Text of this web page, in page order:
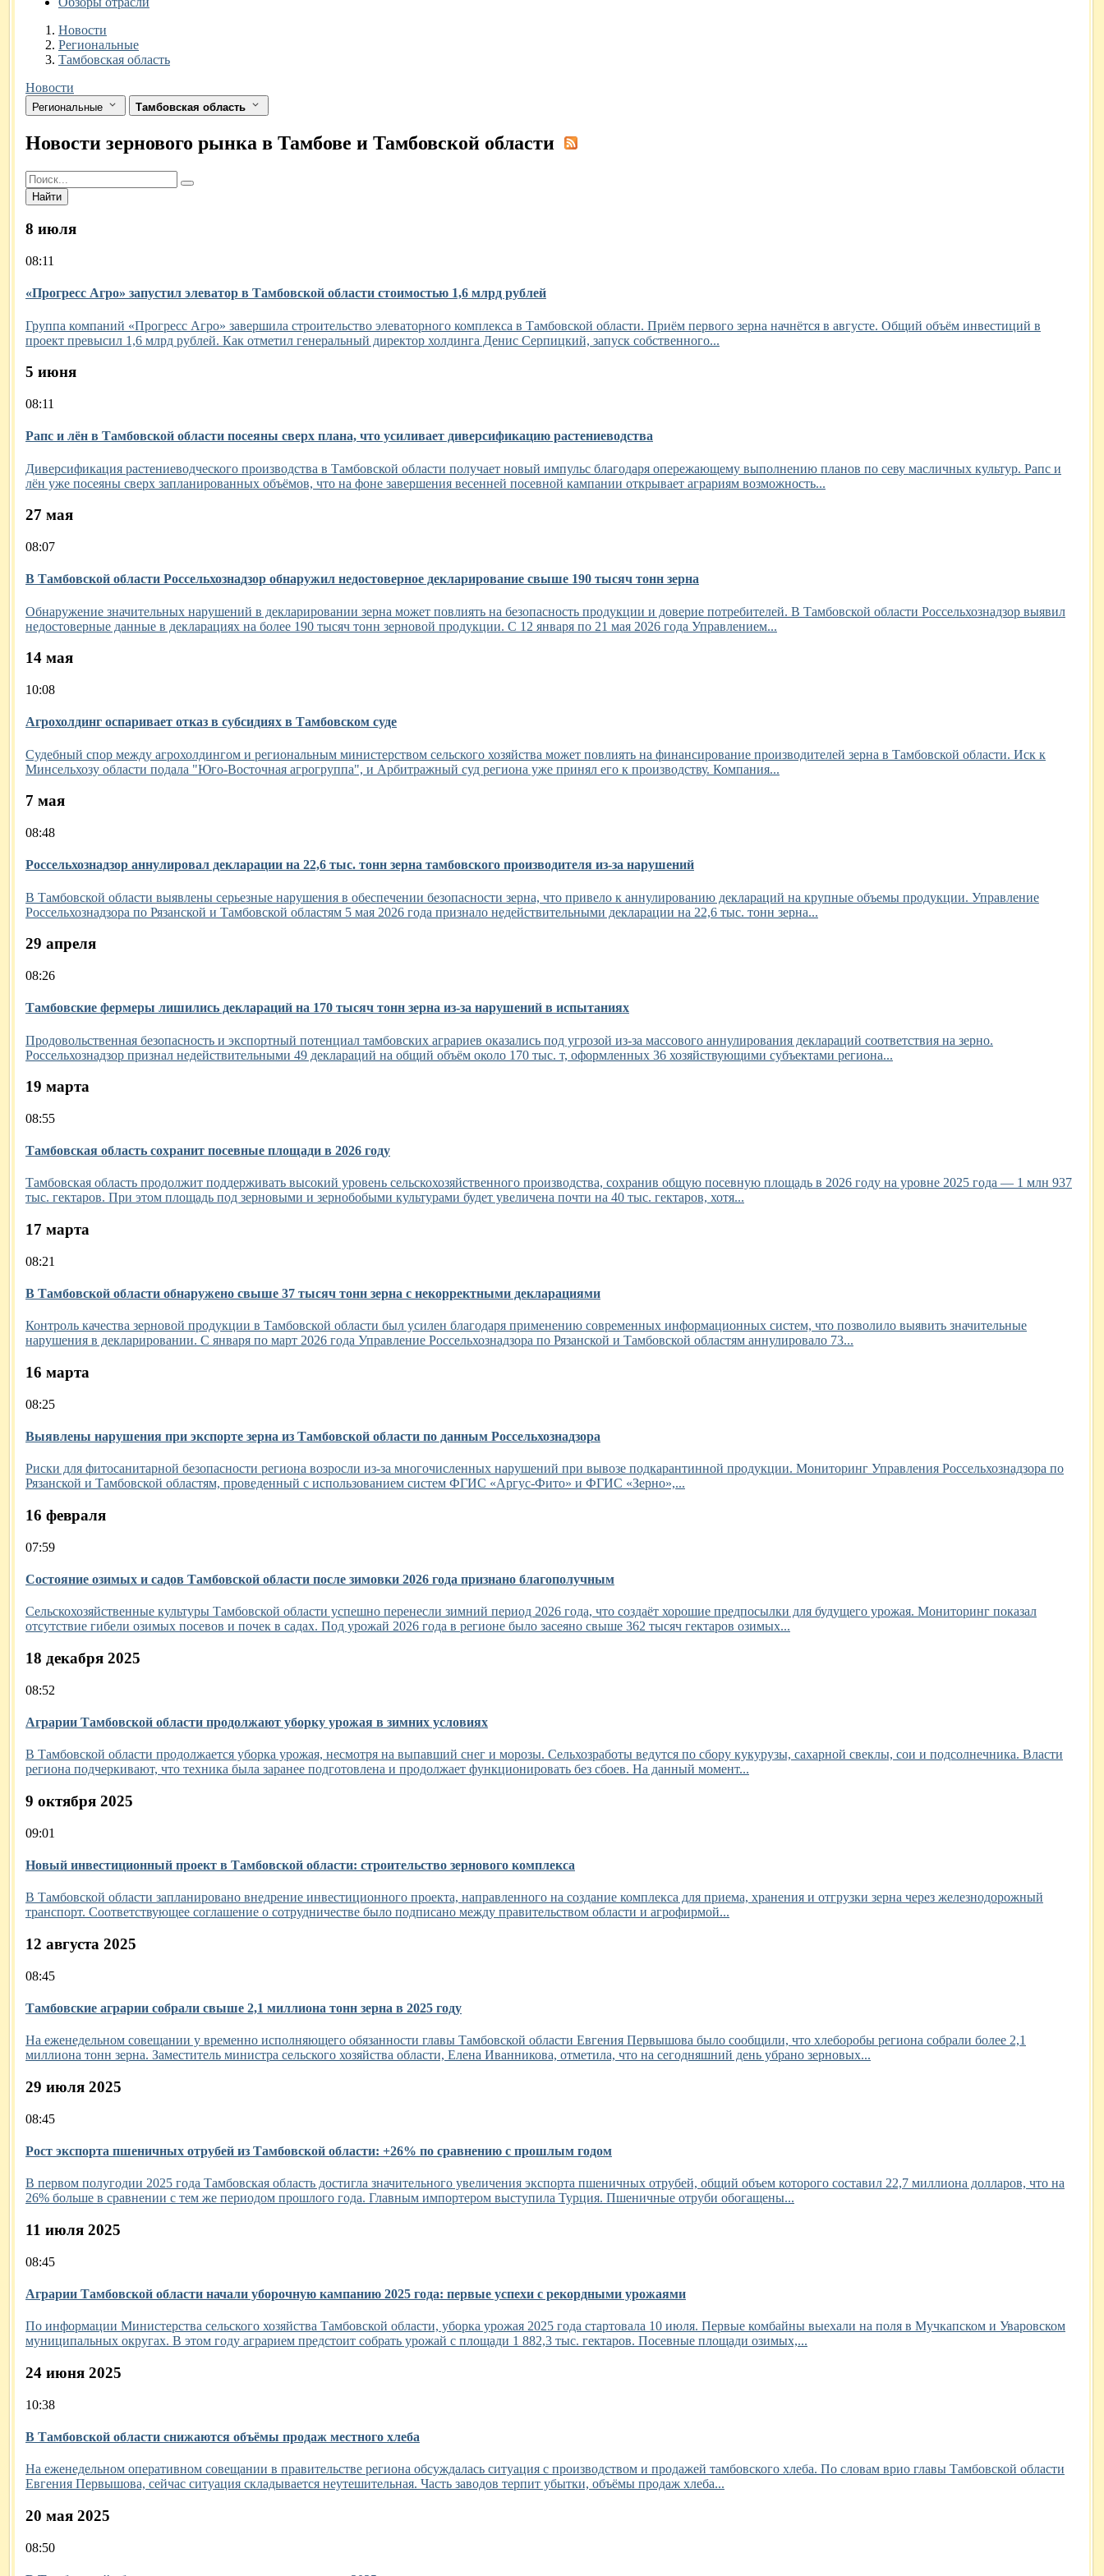
Разделы
Новости
Региональные
Тамбовская область
Новости
Региональные Тамбовская область
Новости зернового рынка в Тамбове и Тамбовской области
Найти
8 июля
08:11
«Прогресс Агро» запустил элеватор в Тамбовской области стоимостью 1,6 млрд рублей
Группа компаний «Прогресс Агро» завершила строительство элеваторного комплекса в Тамбовской области. Приём первого зерна начнётся в августе. Общий объём инвестиций в
проект превысил 1,6 млрд рублей. Как отметил генеральный директор холдинга Денис Серпицкий, запуск собственного...
5 июня
08:11
Рапс и лён в Тамбовской области посеяны сверх плана, что усиливает диверсификацию растениеводства
Диверсификация растениеводческого производства в Тамбовской области получает новый импульс благодаря опережающему выполнению планов по севу масличных культур. Рапс и
лён уже посеяны сверх запланированных объёмов, что на фоне завершения весенней посевной кампании открывает аграриям возможность...
27 мая
08:07
В Тамбовской области Россельхознадзор обнаружил недостоверное декларирование свыше 190 тысяч тонн зерна
Обнаружение значительных нарушений в декларировании зерна может повлиять на безопасность продукции и доверие потребителей. В Тамбовской области Россельхознадзор выявил
недостоверные данные в декларациях на более 190 тысяч тонн зерновой продукции. С 12 января по 21 мая 2026 года Управлением...
14 мая
10:08
Агрохолдинг оспаривает отказ в субсидиях в Тамбовском суде
Судебный спор между агрохолдингом и региональным министерством сельского хозяйства может повлиять на финансирование производителей зерна в Тамбовской области. Иск к
Минсельхозу области подала "Юго-Восточная агрогруппа", и Арбитражный суд региона уже принял его к производству. Компания...
7 мая
08:48
Россельхознадзор аннулировал декларации на 22,6 тыс. тонн зерна тамбовского производителя из-за нарушений
В Тамбовской области выявлены серьезные нарушения в обеспечении безопасности зерна, что привело к аннулированию деклараций на крупные объемы продукции. Управление
Россельхознадзора по Рязанской и Тамбовской областям 5 мая 2026 года признало недействительными декларации на 22,6 тыс. тонн зерна...
29 апреля
08:26
Тамбовские фермеры лишились деклараций на 170 тысяч тонн зерна из-за нарушений в испытаниях
Продовольственная безопасность и экспортный потенциал тамбовских аграриев оказались под угрозой из-за массового аннулирования деклараций соответствия на зерно.
Россельхознадзор признал недействительными 49 деклараций на общий объём около 170 тыс. т, оформленных 36 хозяйствующими субъектами региона...
19 марта
08:55
Тамбовская область сохранит посевные площади в 2026 году
Тамбовская область продолжит поддерживать высокий уровень сельскохозяйственного производства, сохранив общую посевную площадь в 2026 году на уровне 2025 года — 1 млн 937
тыс. гектаров. При этом площадь под зерновыми и зернобобыми культурами будет увеличена почти на 40 тыс. гектаров, хотя...
17 марта
08:21
В Тамбовской области обнаружено свыше 37 тысяч тонн зерна с некорректными декларациями
Контроль качества зерновой продукции в Тамбовской области был усилен благодаря применению современных информационных систем, что позволило выявить значительные
нарушения в декларировании. С января по март 2026 года Управление Россельхознадзора по Рязанской и Тамбовской областям аннулировало 73...
16 марта
08:25
Выявлены нарушения при экспорте зерна из Тамбовской области по данным Россельхознадзора
Риски для фитосанитарной безопасности региона возросли из-за многочисленных нарушений при вывозе подкарантинной продукции. Мониторинг Управления Россельхознадзора по
Рязанской и Тамбовской областям, проведенный с использованием систем ФГИС «Аргус-Фито» и ФГИС «Зерно»,...
16 февраля
07:59
Состояние озимых и садов Тамбовской области после зимовки 2026 года признано благополучным
Сельскохозяйственные культуры Тамбовской области успешно перенесли зимний период 2026 года, что создаёт хорошие предпосылки для будущего урожая. Мониторинг показал
отсутствие гибели озимых посевов и почек в садах. Под урожай 2026 года в регионе было засеяно свыше 362 тысяч гектаров озимых...
18 декабря 2025
08:52
Аграрии Тамбовской области продолжают уборку урожая в зимних условиях
В Тамбовской области продолжается уборка урожая, несмотря на выпавший снег и морозы. Сельхозработы ведутся по сбору кукурузы, сахарной свеклы, сои и подсолнечника. Власти
региона подчеркивают, что техника была заранее подготовлена и продолжает функционировать без сбоев. На данный момент...
9 октября 2025
09:01
Новый инвестиционный проект в Тамбовской области: строительство зернового комплекса
В Тамбовской области запланировано внедрение инвестиционного проекта, направленного на создание комплекса для приема, хранения и отгрузки зерна через железнодорожный
транспорт. Соответствующее соглашение о сотрудничестве было подписано между правительством области и агрофирмой...
12 августа 2025
08:45
Тамбовские аграрии собрали свыше 2,1 миллиона тонн зерна в 2025 году
На еженедельном совещании у временно исполняющего обязанности главы Тамбовской области Евгения Первышова было сообщили, что хлеборобы региона собрали более 2,1
миллиона тонн зерна. Заместитель министра сельского хозяйства области, Елена Иванникова, отметила, что на сегодняшний день убрано зерновых...
29 июля 2025
08:45
Рост экспорта пшеничных отрубей из Тамбовской области: +26% по сравнению с прошлым годом
В первом полугодии 2025 года Тамбовская область достигла значительного увеличения экспорта пшеничных отрубей, общий объем которого составил 22,7 миллиона долларов, что на
26% больше в сравнении с тем же периодом прошлого года. Главным импортером выступила Турция. Пшеничные отруби обогащены...
11 июля 2025
08:45
Aграрии Тамбовской области начали уборочную кампанию 2025 года: первые успехи с рекордными урожаями
По информации Министерства сельского хозяйства Тамбовской области, уборка урожая 2025 года стартовала 10 июля. Первые комбайны выехали на поля в Мучкапском и Уваровском
муниципальных округах. В этом году аграрием предстоит собрать урожай с площади 1 882,3 тыс. гектаров. Посевные площади озимых,...
24 июня 2025
10:38
В Тамбовской области снижаются объёмы продаж местного хлеба
На еженедельном оперативном совещании в правительстве региона обсуждалась ситуация с производством и продажей тамбовского хлеба. По словам врио главы Тамбовской области
Евгения Первышова, сейчас ситуация складывается неутешительная. Часть заводов терпит убытки, объёмы продаж хлеба...
20 мая 2025
08:50